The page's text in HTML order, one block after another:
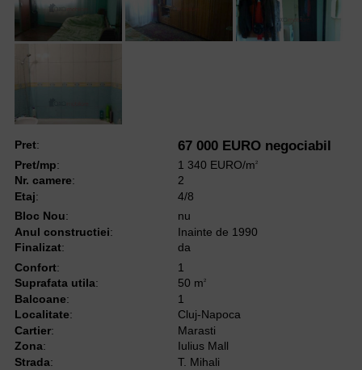
Pret: 67 000 EURO negociabil
Pret/mp: 1 340 EURO/m2
Nr. camere:
2
Etaj:
4/8
Bloc Nou:
nu
Anul constructiei:
Inainte de 1990
Finalizat:
da
Confort:
1
Suprafata utila: 50 m2
Balcoane:
1
Localitate:
Cluj-Napoca
Cartier:
Marasti
Zona:
Iulius Mall
Strada:
T. Mihali